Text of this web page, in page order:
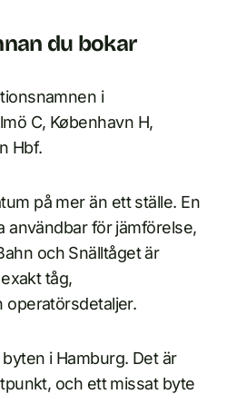
du bokar
i
C, København H,
Hbf.
på mer än ett ställe. En
användbar för jämförelse,
och Snälltåget är
tåg,
operatörsdetaljer.
i Hamburg. Det är
och ett missat byte